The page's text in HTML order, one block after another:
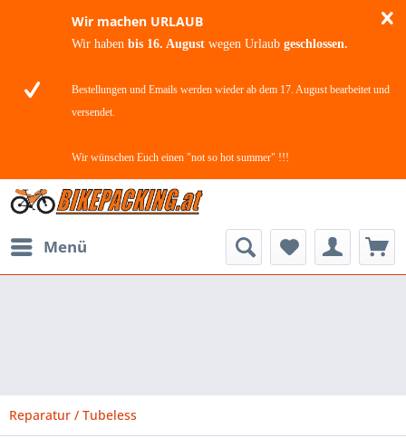
Wir machen URLAUB
Wir haben bis 16. August wegen Urlaub geschlossen.
Bestellungen und Emails werden wieder ab dem 17. August bearbeitet und
versendet.
Wir wünschen Euch einen "not so hot summer" !!!
Menü
Reparatur / Tubeless